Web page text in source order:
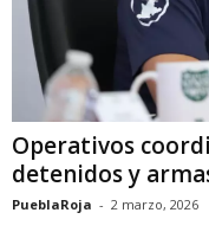
Operativos
detenidos y
PueblaRoja - 2 marzo, 2026